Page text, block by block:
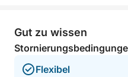
Gut zu wissen
Flexibel